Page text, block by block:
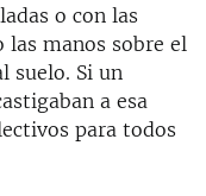
o con las
las manos sobre el
suelo. Si un
a esa
para todos